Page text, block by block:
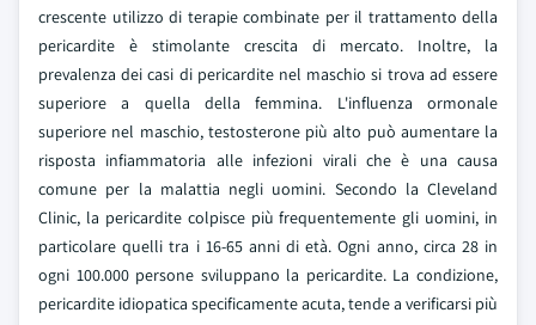
crescente utilizzo di terapie combinate per il trattamento della
pericardite è stimolante crescita di mercato. Inoltre, la
prevalenza dei casi di pericardite nel maschio si trova ad essere
superiore a quella della femmina. L'influenza ormonale
superiore nel maschio, testosterone più alto può aumentare la
risposta infiammatoria alle infezioni virali che è una causa
comune per la malattia negli uomini. Secondo la Cleveland
Clinic, la pericardite colpisce più frequentemente gli uomini, in
particolare quelli tra i 16-65 anni di età. Ogni anno, circa 28 in
ogni 100.000 persone sviluppano la pericardite. La condizione,
pericardite idiopatica specificamente acuta, tende a verificarsi più